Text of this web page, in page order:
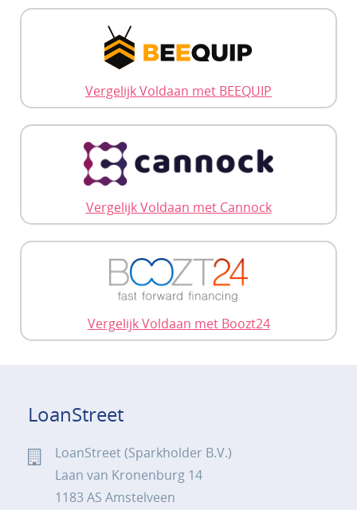
Vergelijk Voldaan met BEEQUIP
Vergelijk Voldaan met Cannock
Vergelijk Voldaan met Boozt24
LoanStreet
LoanStreet (Sparkholder B.V.)
Laan van Kronenburg 14
1183 AS Amstelveen